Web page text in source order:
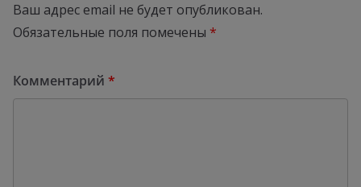
Ваш адрес email не будет опубликован.
Обязательные поля помечены *
Комментарий *